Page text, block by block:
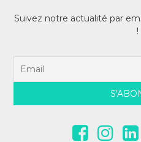
Suivez notre actualité par
!